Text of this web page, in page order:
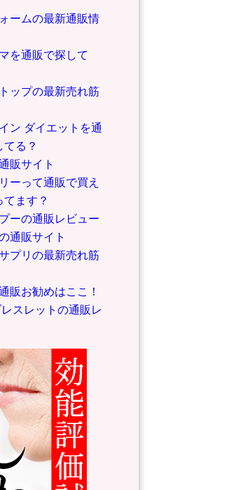
ームの最新通販情
を通販で探して
ップの最新売れ筋
ン ダイエットを通
てる？
販サイト
ーって通販で買え
てます？
ーの通販レビュー
通販サイト
プリの最新売れ筋
販お勧めはここ！
スレットの通販レ